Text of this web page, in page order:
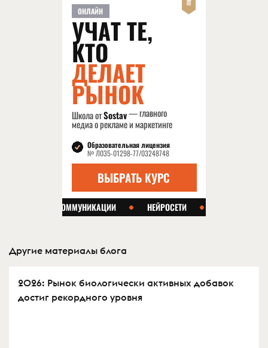
Другие материалы блога
2026: Рынок биологически активных добавок
достиг рекордного уровня